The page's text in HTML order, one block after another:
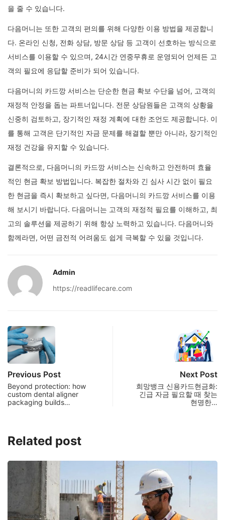
을 줄 수 있습니다.
다음머니는 또한 고객의 편의를 위해 다양한 이용 방법을 제공합니
다. 온라인 신청, 전화 상담, 방문 상담 등 고객이 선호하는 방식으로
서비스를 이용할 수 있으며, 24시간 연중무휴로 운영되어 언제든 고
객의 필요에 응답할 준비가 되어 있습니다.
다음머니의 카드깡 서비스는 단순한 현금 확보 수단을 넘어, 고객의
재정적 안정을 돕는 파트너입니다. 전문 상담원들은 고객의 상황을
신중히 검토하고, 장기적인 재정 계획에 대한 조언도 제공합니다. 이
를 통해 고객은 단기적인 자금 문제를 해결할 뿐만 아니라, 장기적인
재정 건강을 유지할 수 있습니다.
결론적으로, 다음머니의 카드깡 서비스는 신속하고 안전하며 효율
적인 현금 확보 방법입니다. 복잡한 절차와 긴 심사 시간 없이 필요
한 현금을 즉시 확보하고 싶다면, 다음머니의 카드깡 서비스를 이용
해 보시기 바랍니다. 다음머니는 고객의 재정적 필요를 이해하고, 최
고의 솔루션을 제공하기 위해 항상 노력하고 있습니다. 다음머니와
함께라면, 어떤 금전적 어려움도 쉽게 극복할 수 있을 것입니다.
Admin
https://readlifecare.com
Previous Post
Beyond protection: how
custom dental aligner
packaging builds…
Next Post
희망뱅크 신용카드현금화:
긴급 자금 필요할 때 찾는
현명한…
Related post